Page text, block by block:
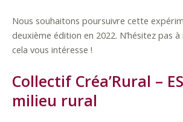
Nous souhaitons poursuivre cette
deuxième édition en 2022. N’hésitez pas
cela vous intéresse !
Collectif Créa’Rural –
milieu rural